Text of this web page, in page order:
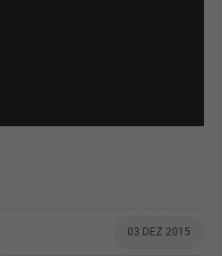
03 DEZ 2015